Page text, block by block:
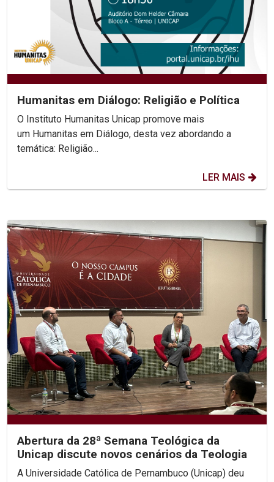
Humanitas em Diálogo: Religião e Política
O Instituto Humanitas Unicap promove mais
um Humanitas em Diálogo, desta vez abordando a
temática: Religião...
LER MAIS
Abertura da 28ª Semana Teológica da
Unicap discute novos cenários da Teologia
A Universidade Católica de Pernambuco (Unicap) deu